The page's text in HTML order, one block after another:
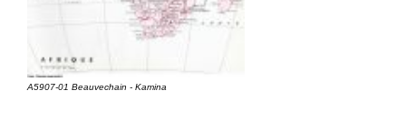
A5907-01 Beauvechain - Kamina